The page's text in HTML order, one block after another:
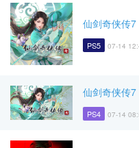
仙剑奇侠传7
PS5 07-14
仙剑奇侠传7
PS4 07-14